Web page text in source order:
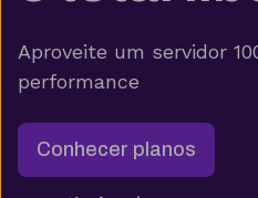
Aproveite um servidor
performance
Conhecer planos